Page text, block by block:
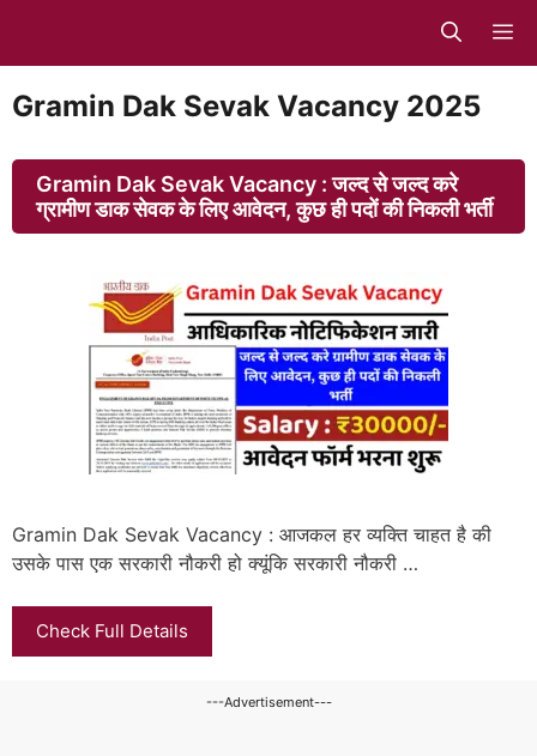
content
Gramin Dak Sevak Vacancy 2025
Gramin Dak Sevak Vacancy : जल्द से जल्द करे
ग्रामीण डाक सेवक के लिए आवेदन, कुछ ही पदों की निकली भर्ती
Gramin Dak Sevak Vacancy : आजकल हर व्यक्ति चाहत है की
उसके पास एक सरकारी नौकरी हो क्यूंकि सरकारी नौकरी …
Check Full Details
---Advertisement---